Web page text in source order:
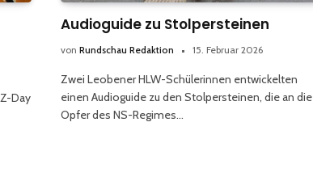
Day
Audioguide zu Stolpersteinen
von Rundschau Redaktion 15. Februar 2026
Zwei Leobener HLW-Schülerinnen entwickelten
einen Audioguide zu den Stolpersteinen, die an die
Opfer des NS-Regimes…